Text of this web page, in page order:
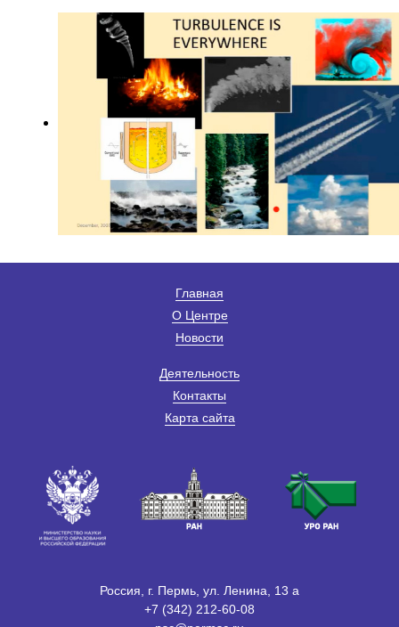
Главная
О Центре
Новости
Деятельность
Контакты
Карта сайта
Россия, г. Пермь, ул. Ленина, 13 а
+7 (342) 212-60-08